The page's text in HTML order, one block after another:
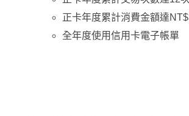
正卡年度累計消費金額達
全年度使用信用卡電子帳單